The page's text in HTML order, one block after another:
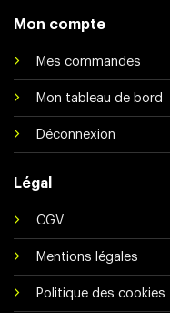
Mon compte
Mes commandes
Mon tableau de bord
Déconnexion
Légal
CGV
Mentions légales
Politique des cookies